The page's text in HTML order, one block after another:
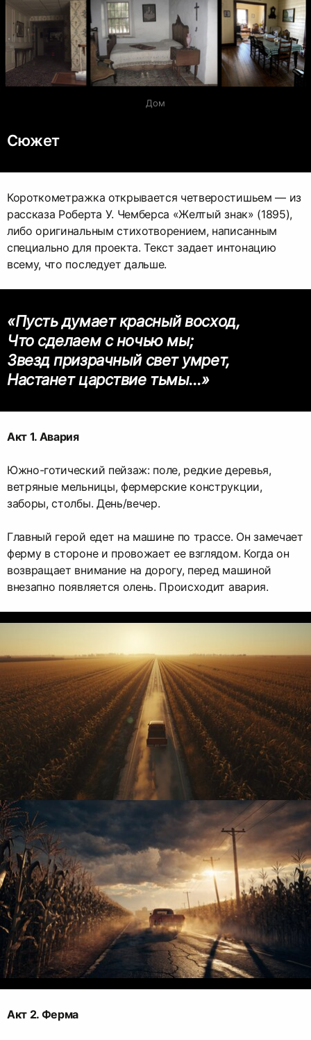
Дом
Сюжет
Короткометражка открывается четверостишьем — из
рассказа Роберта У. Чемберса «Желтый знак» (1895),
либо оригинальным стихотворением, написанным
специально для проекта. Текст задает интонацию
всему, что последует дальше.
«Пусть думает красный восход,
Что сделаем с ночью мы;
Звезд призрачный свет умрет,
Настанет царствие тьмы…»
Акт 1. Авария
Южно-готический пейзаж: поле, редкие деревья,
ветряные мельницы, фермерские конструкции,
заборы, столбы. День/вечер.
Главный герой едет на машине по трассе. Он замечает
ферму в стороне и провожает ее взглядом. Когда он
возвращает внимание на дорогу, перед машиной
внезапно появляется олень. Происходит авария.
Акт 2. Ферма